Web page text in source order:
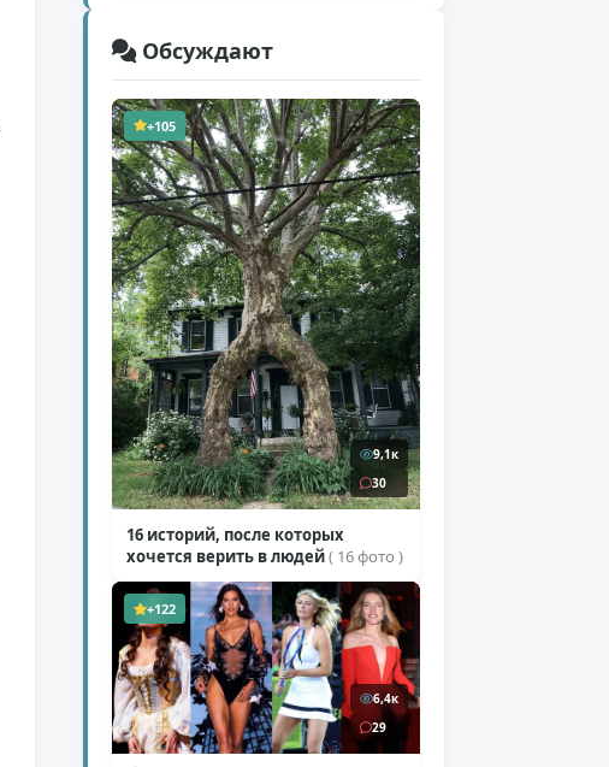
Обсуждают
+105
9,1к
30
16 историй, после которых
хочется верить в людей( 16 фото )
+122
6,4к
29